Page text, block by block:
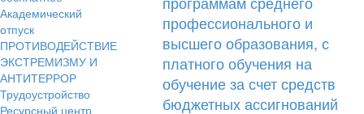
Академический
отпуск
ПРОТИВОДЕЙСТВИЕ
ЭКСТРЕМИЗМУ И
АНТИТЕРРОР
Трудоустройство
Ресурсный центр
профессионального и
высшего образования, с
платного обучения на
обучение за счет средств
бюджетных ассигнований